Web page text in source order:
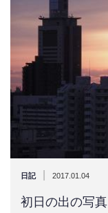
日記 2017.01.04
初日の出の写真